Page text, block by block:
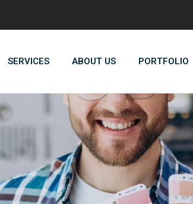
SERVICES ABOUT US PORTFOLIO